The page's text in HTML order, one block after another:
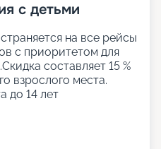
с детьми
на все рейсы
с приоритетом для
составляет 15 %
взрослого места.
до 14 лет